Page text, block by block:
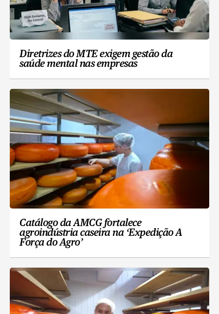
Diretrizes do MTE exigem gestão da
saúde mental nas empresas
Catálogo da AMCG fortalece
agroindústria caseira na ‘Expedição A
Força do Agro’